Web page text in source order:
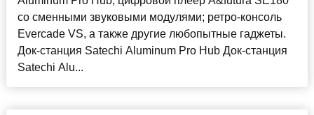
со сменными звуковыми модулями; ретро-консоль
Evercade VS, а также другие любопытные гаджеты.
Док-станция Satechi Aluminum Pro Hub Док-станция
Satechi Alu...